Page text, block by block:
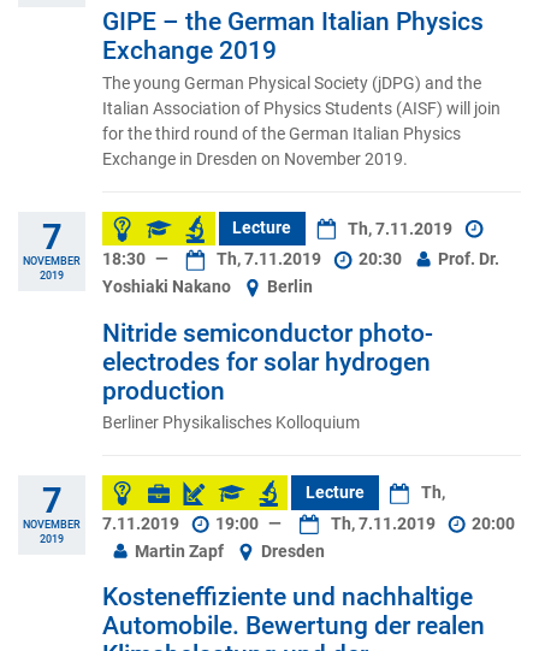
GIPE – the German Italian Physics
Exchange 2019
The young German Physical Society (jDPG) and the
Italian Association of Physics Students (AISF) will join
for the third round of the German Italian Physics
Exchange in Dresden on November 2019.
7
NOVEMBER
2019
Lecture
Th, 7.11.2019
18:30 — Th, 7.11.2019 20:30
Prof. Dr.
Yoshiaki Nakano
Berlin
Nitride semiconductor photo-
electrodes for solar hydrogen
production
Berliner Physikalisches Kolloquium
7
NOVEMBER
2019
Lecture
Th,
7.11.2019
19:00 — Th, 7.11.2019
20:00
Martin Zapf
Dresden
Kosteneffiziente und nachhaltige
Automobile. Bewertung der realen